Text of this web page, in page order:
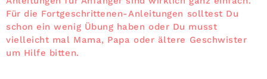
Für die Fortgeschrittenen-Anleitungen solltest Du
schon ein wenig Übung haben oder Du musst
vielleicht mal Mama, Papa oder ältere Geschwister
um Hilfe bitten.